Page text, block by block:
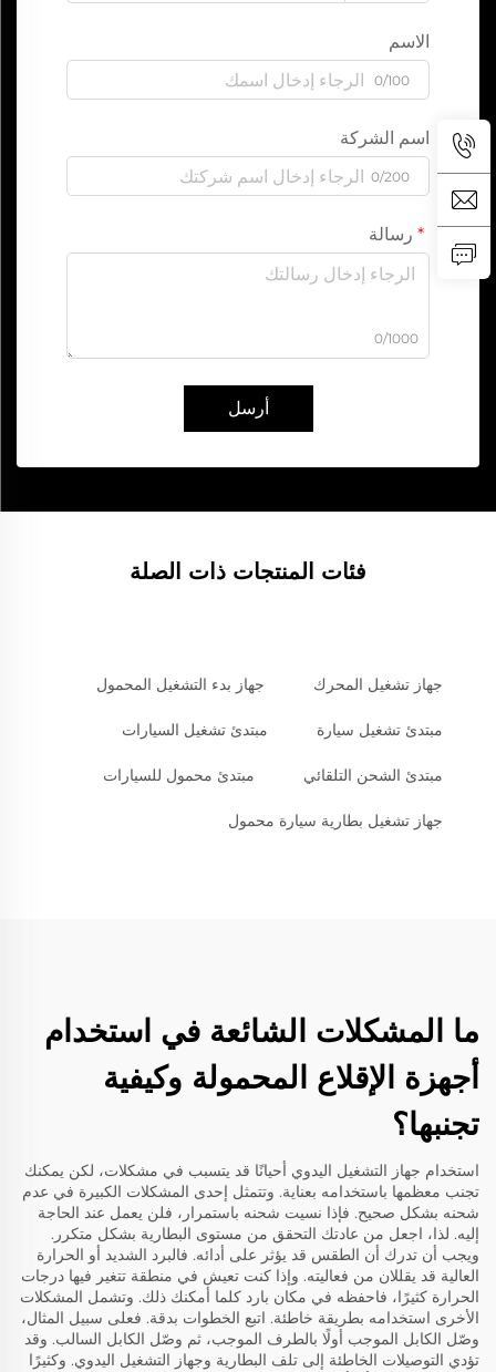
الاسم
0/100
اسم الشركة
0/200
رسالة
0/1000
أرسل
فئات المنتجات ذات الصلة
جهاز تشغيل المحرك جهاز بدء التشغيل المحمول
مبتدئ تشغيل سيارة مبتدئ تشغيل السيارات
مبتدئ الشحن التلقائي مبتدئ محمول للسيارات
جهاز تشغيل بطارية سيارة محمول
ما المشكلات الشائعة في استخدام
أجهزة الإقلاع المحمولة وكيفية
تجنبها؟
استخدام جهاز التشغيل اليدوي أحيانًا قد يتسبب في مشكلات، لكن يمكنك
تجنب معظمها باستخدامه بعناية. وتتمثل إحدى المشكلات الكبيرة في عدم
شحنه بشكل صحيح. فإذا نسيت شحنه باستمرار، فلن يعمل عند الحاجة
إليه. لذا، اجعل من عادتك التحقق من مستوى البطارية بشكل متكرر.
ويجب أن تدرك أن الطقس قد يؤثر على أدائه. فالبرد الشديد أو الحرارة
العالية قد يقللان من فعاليته. وإذا كنت تعيش في منطقة تتغير فيها درجات
الحرارة كثيرًا، فاحفظه في مكان بارد كلما أمكنك ذلك. وتشمل المشكلات
الأخرى استخدامه بطريقة خاطئة. اتبع الخطوات بدقة. فعلى سبيل المثال،
وصّل الكابل الموجب أولًا بالطرف الموجب، ثم وصّل الكابل السالب. وقد
تؤدي التوصيلات الخاطئة إلى تلف البطارية وجهاز التشغيل اليدوي. وكثيرًا